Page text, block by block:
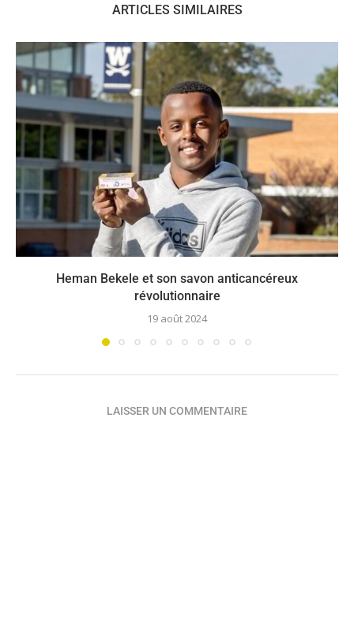
ARTICLES SIMILAIRES
Heman Bekele et son savon anticancéreux
révolutionnaire
19 août 2024
LAISSER UN COMMENTAIRE